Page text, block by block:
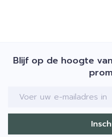
Blijf op de hoogte
E-mail adres